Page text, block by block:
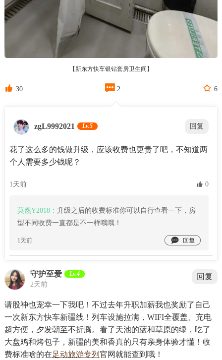
【新东方快车银钻套房卫生间】
 30  2  6
zgL9992021 Lv.5 回复
花了这么多的钱做升级，应该收费也更贵了吧，不知道两
个人需要多少钱呢？
1天前  0
莫然Y2018： 升级之后的收费标准你可以自行查看一下，房
型不同收费一直都是不一样哦哦！
1天前 
守护至爱 Lv.4
2天前
回复
请股神也宠幸一下我吧！不过去年升职加薪我也奖励了自己
一次新东方快车新疆线！列车设施拉满，WIFI全覆盖、充电
超方便，夕发朝至不折腾。看了天池的蓝和草原的绿，吃了
大盘鸡和烤包子，新疆的美和香真的只有亲身体验才懂！收
费标准啥的在足动旅游专列 官网就能查到哦！